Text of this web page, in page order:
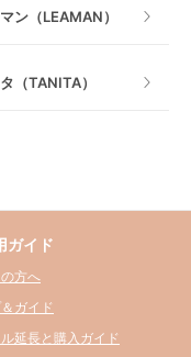
ン（LEAMAN）
（TANITA）
ガイド
方へ
ガイド
延長と購入ガイド